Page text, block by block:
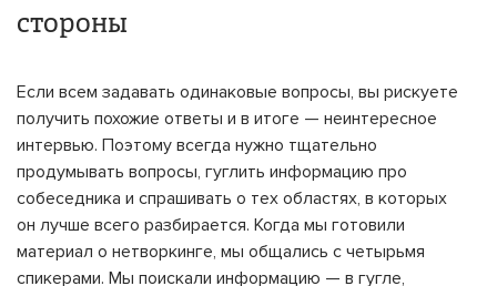
стороны
Если всем задавать одинаковые вопросы, вы рискуете
получить похожие ответы и в итоге — неинтересное
интервью. Поэтому всегда нужно тщательно
продумывать вопросы, гуглить информацию про
собеседника и спрашивать о тех областях, в которых
он лучше всего разбирается. Когда мы готовили
материал о нетворкинге, мы общались с четырьмя
спикерами. Мы поискали информацию — в гугле,